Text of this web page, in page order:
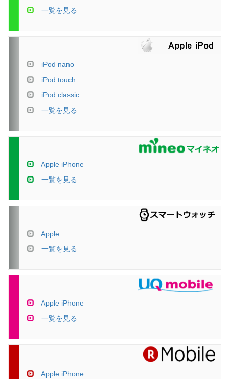
一覧を見る
iPod nano
iPod touch
iPod classic
一覧を見る
Apple iPhone
一覧を見る
Apple
一覧を見る
Apple iPhone
一覧を見る
Apple iPhone